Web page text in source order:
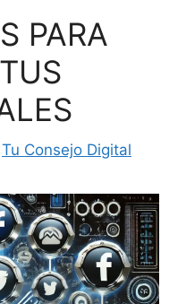
PARA
Tu Consejo Digital